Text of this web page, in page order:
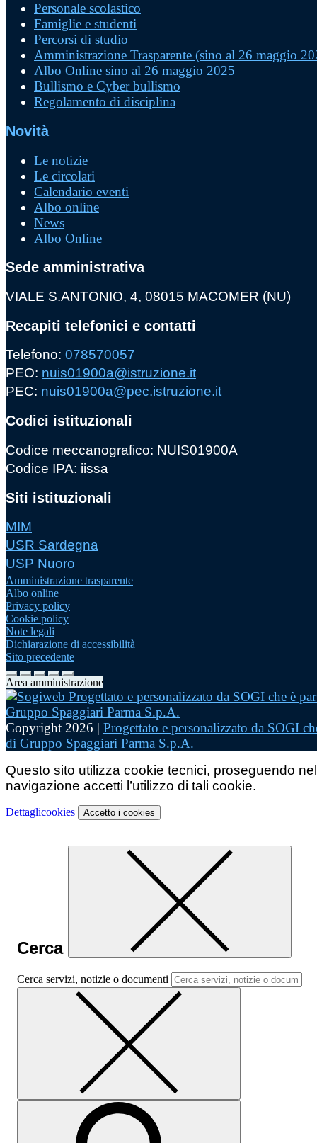
Personale scolastico
Famiglie e studenti
Percorsi di studio
Amministrazione Trasparente (sino al 26 maggio
Albo Online sino al 26 maggio 2025
Bullismo e Cyber bullismo
Regolamento di disciplina
Novità
Le notizie
Le circolari
Calendario eventi
Albo online
News
Albo Online
Sede amministrativa
VIALE S.ANTONIO, 4, 08015 MACOMER (NU)
Recapiti telefonici e contatti
Telefono: 078570057
PEO: nuis01900a@istruzione.it
PEC: nuis01900a@pec.istruzione.it
Codici istituzionali
Codice meccanografico: NUIS01900A
Codice IPA: iissa
Siti istituzionali
MIM
USR Sardegna
USP Nuoro
Amministrazione trasparente
Albo online
Privacy policy
Cookie policy
Note legali
Dichiarazione di accessibilità
Sito precedente
Area amministrazione
Copyright 2026 | Progettato e personalizzato da SOGI
di Gruppo Spaggiari Parma S.p.A.
Questo sito utilizza cookie tecnici, proseguendo
navigazione accetti l’utilizzo di tali cookie.
Dettaglicookies Accetto i cookies
Cerca
Cerca servizi, notizie o documenti